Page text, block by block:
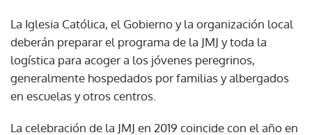
La Iglesia Católica, el Gobierno y la organización local
deberán preparar el programa de la JMJ y toda la
logística para acoger a los jóvenes peregrinos,
generalmente hospedados por familias y albergados
en escuelas y otros centros.
La celebración de la JMJ en 2019 coincide con el año en